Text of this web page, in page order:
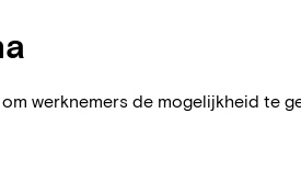
werknemers de mogelijkheid te